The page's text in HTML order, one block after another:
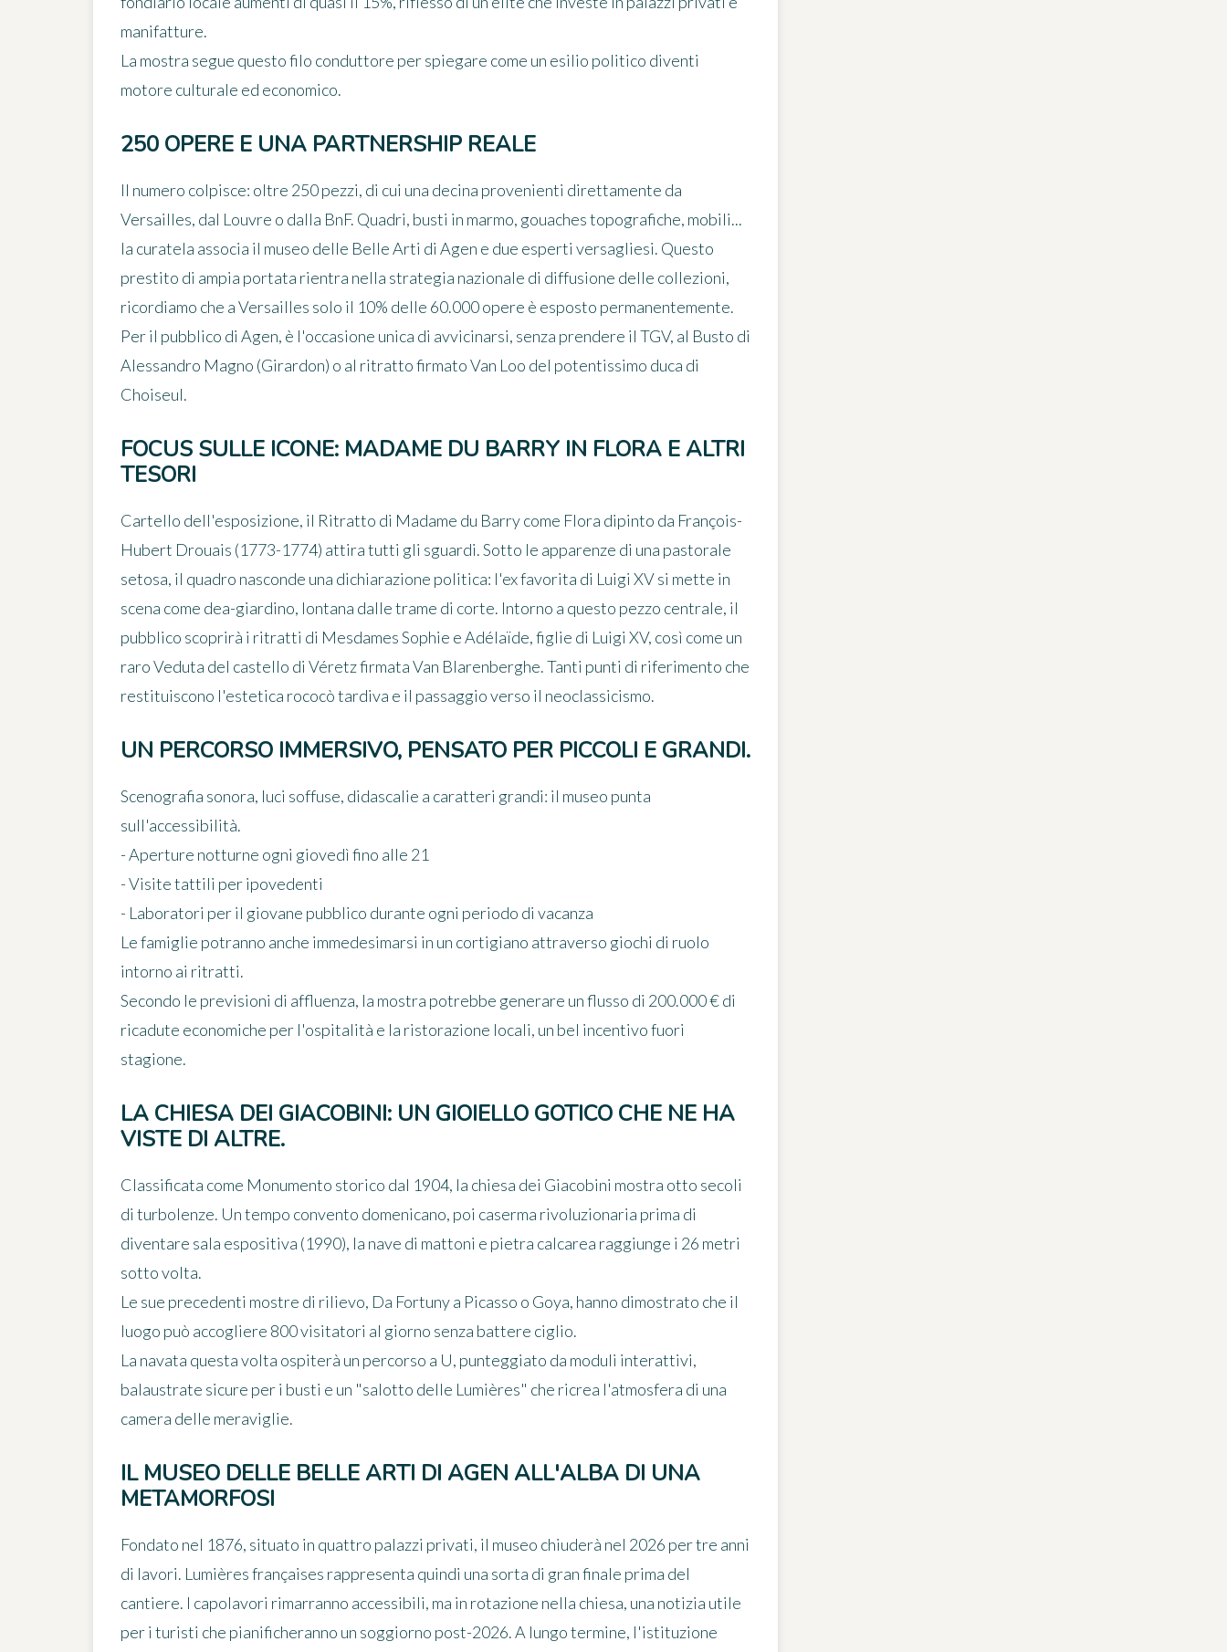
manifatture.
La mostra segue questo filo conduttore per spiegare come un esilio politico diventi
motore culturale ed economico.
250 OPERE E UNA PARTNERSHIP REALE
Il numero colpisce: oltre 250 pezzi, di cui una decina provenienti direttamente da
Versailles, dal Louvre o dalla BnF. Quadri, busti in marmo, gouaches topografiche, mobili...
la curatela associa il museo delle Belle Arti di Agen e due esperti versagliesi. Questo
prestito di ampia portata rientra nella strategia nazionale di diffusione delle collezioni,
ricordiamo che a Versailles solo il 10% delle 60.000 opere è esposto permanentemente.
Per il pubblico di Agen, è l'occasione unica di avvicinarsi, senza prendere il TGV, al Busto di
Alessandro Magno (Girardon) o al ritratto firmato Van Loo del potentissimo duca di
Choiseul.
FOCUS SULLE ICONE: MADAME DU BARRY IN FLORA E ALTRI
TESORI
Cartello dell'esposizione, il Ritratto di Madame du Barry come Flora dipinto da François-
Hubert Drouais (1773-1774) attira tutti gli sguardi. Sotto le apparenze di una pastorale
setosa, il quadro nasconde una dichiarazione politica: l'ex favorita di Luigi XV si mette in
scena come dea-giardino, lontana dalle trame di corte. Intorno a questo pezzo centrale, il
pubblico scoprirà i ritratti di Mesdames Sophie e Adélaïde, figlie di Luigi XV, così come un
raroVeduta del castello di Véretzfirmata Van Blarenberghe. Tanti punti di riferimento che
restituiscono l'estetica rococò tardiva e il passaggio verso il neoclassicismo.
UN PERCORSO IMMERSIVO, PENSATO PER PICCOLI E GRANDI.
Scenografia sonora, luci soffuse, didascalie a caratteri grandi: il museo punta
sull'accessibilità.
- Aperture notturne ogni giovedì fino alle 21
- Visite tattili per ipovedenti
- Laboratori per il giovane pubblico durante ogni periodo di vacanza
Le famiglie potranno anche immedesimarsi in un cortigiano attraverso giochi di ruolo
intorno ai ritratti.
Secondo le previsioni di affluenza, la mostra potrebbe generare un flusso di 200.000 € di
ricadute economiche per l'ospitalità e la ristorazione locali, un bel incentivo fuori
stagione.
LA CHIESA DEI GIACOBINI: UN GIOIELLO GOTICO CHE NE HA
VISTE DI ALTRE.
Classificata come Monumento storico dal 1904, la chiesa dei Giacobini mostra otto secoli
di turbolenze. Un tempo convento domenicano, poi caserma rivoluzionaria prima di
diventare sala espositiva (1990), la nave di mattoni e pietra calcarea raggiunge i 26 metri
sotto volta.
Le sue precedenti mostre di rilievo, Da Fortuny a Picasso o Goya, hanno dimostrato che il
luogo può accogliere 800 visitatori al giorno senza battere ciglio.
La navata questa volta ospiterà un percorso a U, punteggiato da moduli interattivi,
balaustrate sicure per i busti e un "salotto delle Lumières" che ricrea l'atmosfera di una
camera delle meraviglie.
IL MUSEO DELLE BELLE ARTI DI AGEN ALL'ALBA DI UNA
METAMORFOSI
Fondato nel 1876, situato in quattro palazzi privati, il museo chiuderà nel 2026 per tre anni
di lavori. Lumières françaises rappresenta quindi una sorta di gran finale prima del
cantiere. I capolavori rimarranno accessibili, ma in rotazione nella chiesa, una notizia utile
per i turisti che pianificheranno un soggiorno post-2026. A lungo termine, l'istituzione